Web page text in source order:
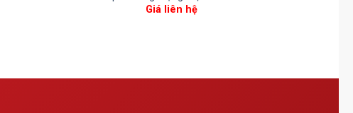
Giá liên hệ